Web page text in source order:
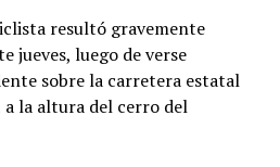
resultó gravemente
jueves, luego de verse
sobre la carretera estatal
a la altura del cerro del